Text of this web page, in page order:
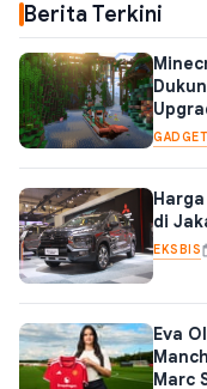
Berita Terkini
GADGET
di
EKSBIS
Eva
Marc